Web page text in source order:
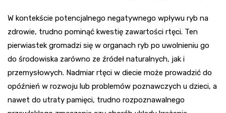
W kontekście potencjalnego negatywnego wpływu ryb na
zdrowie, trudno pominąć kwestię zawartości rtęci. Ten
pierwiastek gromadzi się w organach ryb po uwolnieniu go
do środowiska zarówno ze źródeł naturalnych, jak i
przemysłowych. Nadmiar rtęci w diecie może prowadzić do
opóźnień w rozwoju lub problemów poznawczych u dzieci, a
nawet do utraty pamięci, trudno rozpoznawalnego